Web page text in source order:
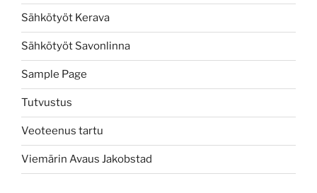
Sähkötyöt Kerava
Sähkötyöt Savonlinna
Sample Page
Tutvustus
Veoteenus tartu
Viemärin Avaus Jakobstad